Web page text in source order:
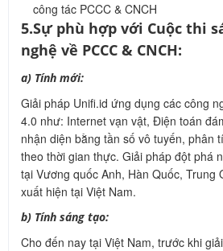
công tác PCCC & CNCH
5.Sự phù hợp với Cuộc thi
nghệ về PCCC & CNCH:
a) Tính mới:
Giải pháp Unifi.id ứng dụng các công
4.0 như: Internet vạn vật, Điện toán
nhận diện bằng tần số vô tuyến, phân
theo thời gian thực. Giải pháp đột phá
tại Vương quốc Anh, Hàn Quốc,
xuất hiện tại Việt Nam.
b) Tính sáng tạo:
Cho đến nay tại Việt Nam, trước khi